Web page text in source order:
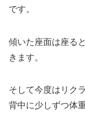
です。
傾いた座面は座る
きます。
そして今度はリク
背中に少しずつ体